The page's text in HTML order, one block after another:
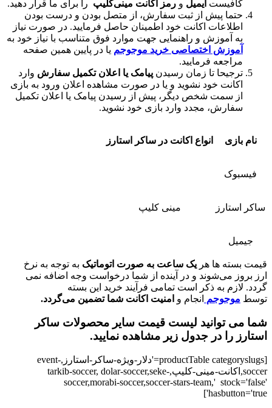
کافیست ایمیل و رمز اکانت مینی‌کلیپ را برای ما قرار دهید.
حتما پیش از ثبت سفارش، از متصل بودن و درست بودن
اطلاعات اکانت خود اطمینان حاصل فرمایید. در صورت نیاز
به آموزش و راهنمایی جهت موارد فوق متناسب با نیاز خود به
آموزش اختصاصی خرید موجوجم یا در پایین همین صفحه
مراجعه فرمایید.
ترجیحا تا زمان رسیدن پیامک یا اعلان تکمیل سفارش وارد
اکانت خود نشوید و یا در صورت مشاهده اعلان ورود به بازی
از سمت شخص دیگر، پیش از رسیدن پیامک یا اعلان تکمیل
سفارش، مجدد وارد بازی خود نشوید.
نام بازی انواع اکانت در ساکر استارز
فیسبوک
ساکر استارز مینی کلیپ
جیمیل
قیمت بسته ها هر یک ساعت به صورت اتوماتیک به توجه به نرخ
ارز بروز می‌شوند و در آینده از شما درخواست وجه اضافه نمی
گردد. لازم به ذکر است تمامی فرآیند خرید این بسته
توسط موجوجم انجام و امنیت اکانت شما تضمین می‌گردد.
شما می توانید لیست قیمت سایر محصولات ساکر
استارز را در جدول زیر مشاهده نمایید.
[productTable categoryslugs='دلار-ویژه-ساکر-استارز,event-
soccer,اکانت-مینی-کلیپ,tarkib-soccer, dolar-soccer,seke-
soccer,morabi-soccer,soccer-stars-team,' stock='false'
hasbutton='true']